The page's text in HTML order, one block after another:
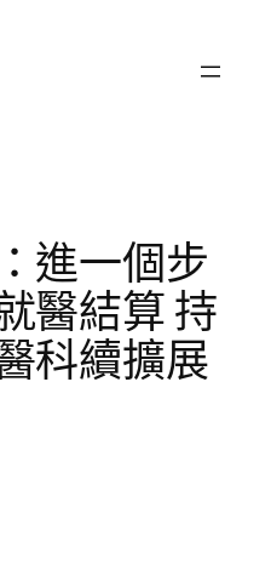
進一個步
醫結算 持
科續擴展